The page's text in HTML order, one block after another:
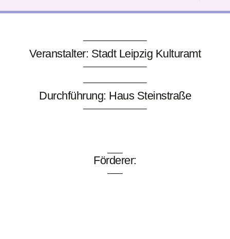
Veranstalter: Stadt Leipzig Kulturamt
Durchführung: Haus Steinstraße
Förderer: